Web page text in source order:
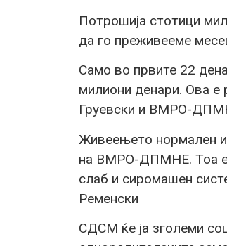
Потрошија стотици
да го преживееме
Само во првите 22
милиони денари. Ова е
Груевски и ВМРО-
Живеењето нормален и
на ВМРО-ДПМНЕ. Тоа е
слаб и сиромашен
Ременски
СДСМ ќе ја зголеми